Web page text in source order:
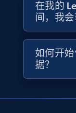
Airbnb
Name, Price,
Availability,
Travel
在我的
间，我会
如何开
据？